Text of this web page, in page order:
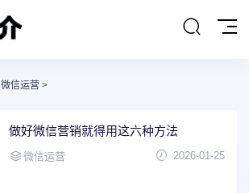
微信运营 >
做好微信营销就得用这六种方法
微信运营 2026-01-25